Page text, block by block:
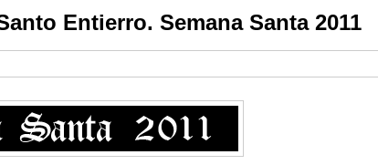
Entierro. Semana Santa 2011